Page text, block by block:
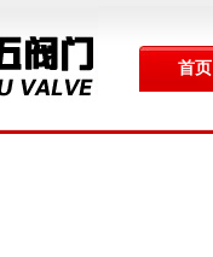
首页